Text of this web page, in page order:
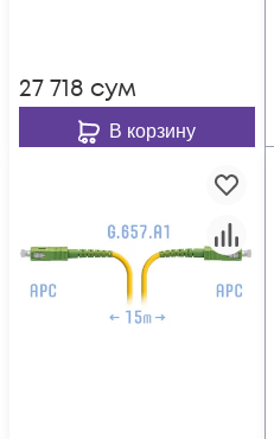
27 718 сум
В корзину